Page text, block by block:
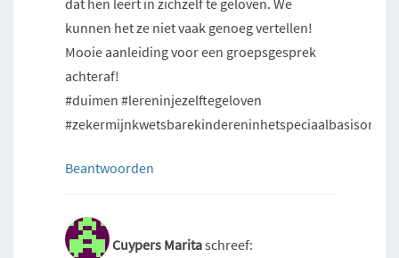
dat hen leert in zichzelf te geloven. We
kunnen het ze niet vaak genoeg vertellen!
Mooie aanleiding voor een groepsgesprek
achteraf!
#duimen #lereninjezelftegeloven
Beantwoorden
Cuypers Maritaschreef: